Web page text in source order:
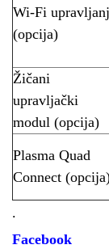
Wi-Fi
(opcija)
Žičani
upravljački
modul (opcija)
Plasma Quad
Connect
.
Facebook